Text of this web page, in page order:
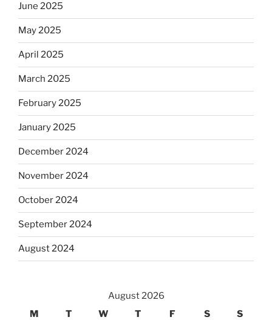
June 2025
May 2025
April 2025
March 2025
February 2025
January 2025
December 2024
November 2024
October 2024
September 2024
August 2024
August 2026
M
T W T F S S